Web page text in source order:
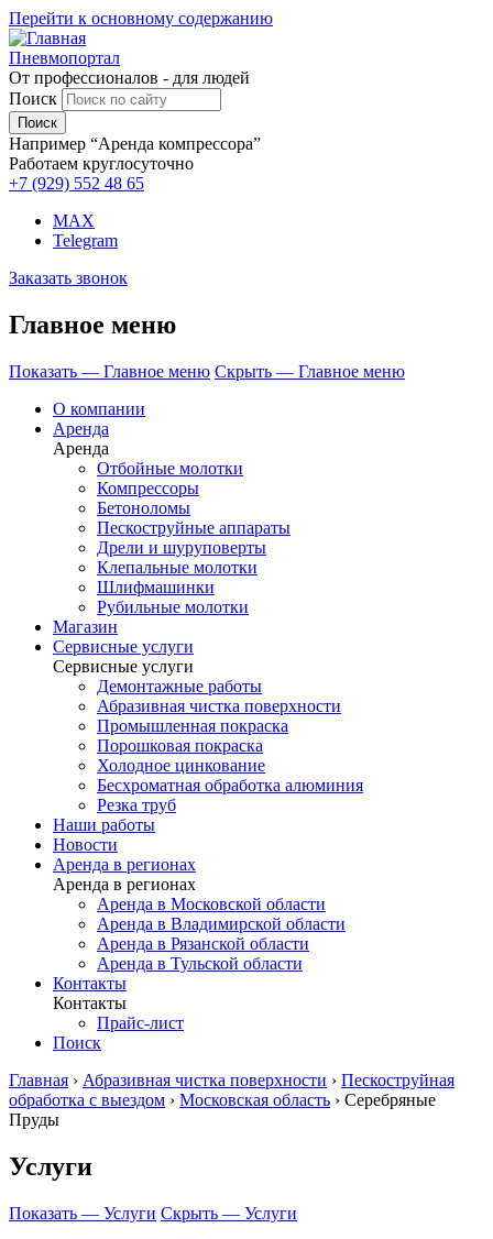
Перейти к основному содержанию
Пневмопортал
От профессионалов - для людей
Поиск
Например “Аренда компрессора”
Работаем круглосуточно
+7 (929) 552 48 65
MAX
Telegram
Заказать звонок
Главное меню
Показать — Главное меню Скрыть — Главное меню
О компании
Аренда
Аренда
Отбойные молотки
Компрессоры
Бетоноломы
Пескоструйные аппараты
Дрели и шуруповерты
Клепальные молотки
Шлифмашинки
Рубильные молотки
Магазин
Сервисные услуги
Сервисные услуги
Демонтажные работы
Абразивная чистка поверхности
Промышленная покраска
Порошковая покраска
Холодное цинкование
Бесхроматная обработка алюминия
Резка труб
Наши работы
Новости
Аренда в регионах
Аренда в регионах
Аренда в Московской области
Аренда в Владимирской области
Аренда в Рязанской области
Аренда в Тульской области
Контакты
Контакты
Прайс-лист
Поиск
Главная › Абразивная чистка поверхности › Пескоструйная
обработка с выездом › Московская область › Серебряные
Пруды
Услуги
Показать — Услуги Скрыть — Услуги